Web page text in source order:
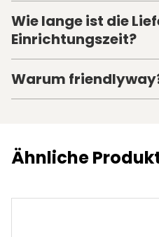
Wie lange ist die
Einrichtungszeit?
Warum
Ähnliche